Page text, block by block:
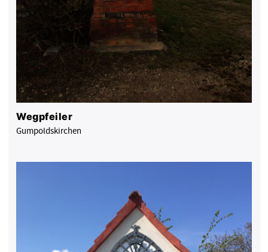
Wegpfeiler
Gumpoldskirchen